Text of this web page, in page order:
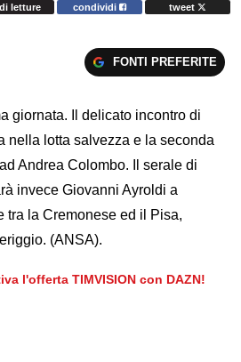
letture condividi tweet
FONTI PREFERITE
giornata. Il delicato incontro di
nella lotta salvezza e la seconda
Andrea Colombo. Il serale di
invece Giovanni Ayroldi a
tra la Cremonese ed il Pisa,
(ANSA).
l'offerta TIMVISION con DAZN!